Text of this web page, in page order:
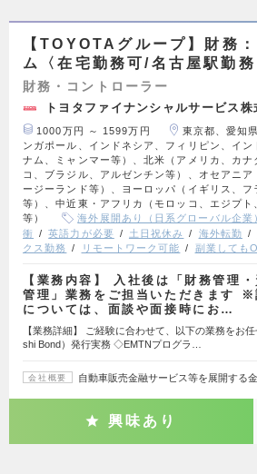
【TOYOTAグループ】財務
ム〈在宅勤務可/名古屋駅勤務
財務・コントローラー
トヨタファイナンシャルサービス株
1000万円 ～ 1599万円
東京都、愛知
ンガポール、インドネシア、フィリピン、イン
ナム、ミャンマー等）、北米（アメリカ、カナ
コ、ブラジル、アルゼンチン等）、オセアニア
ージーランド等）、ヨーロッパ（イギリス、フ
等）、中近東・アフリカ（モロッコ、エジプト
等）
海外展開あり（日系グローバル企業
衝
英語力が必要 土日祝休み 海外転勤
クス勤務
リモートワーク可能 副業しても
【業務内容】 入社後は「財務管理・
管理」業務をご担当いただきます ※
については、面談や面接時にお…
【業務詳細】 ご経験に合わせて、以下の業務をお
shi Bond）発行実務 ◇EMTNプログラ…
会社概要 自動車販売金融サービス等を展開する
興味あり